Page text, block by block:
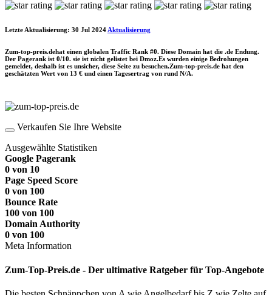
Letzte Aktualisierung: 30 Jul 2024 Aktualisierung
Zum-top-preis.dehat einen globalen Traffic Rank #0. Diese Domain hat die .de Endung.
Der Pagerank ist 0/10. sie ist nicht gelistet bei Dmoz.Es wurden einige Bedrohungen
gemeldet, deshalb ist es unsicher, diese Seite zu besuchen.Zum-top-preis.de hat den
geschätzten Wert von 13 € und einen Tagesertrag von rund N/A.
Verkaufen Sie Ihre Website
Ausgewählte Statistiken
Google Pagerank
0 von 10
Page Speed Score
0 von 100
Bounce Rate
100 von 100
Domain Authority
0 von 100
Meta Information
Zum-Top-Preis.de - Der ultimative Ratgeber für Top-Angebote